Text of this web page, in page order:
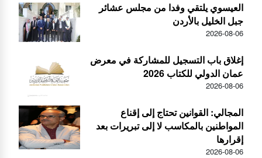
العيسوي يلتقي وفدا من مجلس عشائر
جبل الخليل بالأردن
2026-08-06
إغلاق باب التسجيل للمشاركة في معرض
عمان الدولي للكتاب 2026
2026-08-06
المجالي: القوانين تحتاج إلى إقناع
المواطنين بالمكاسب لا إلى تبريرات بعد
إقرارها
2026-08-06